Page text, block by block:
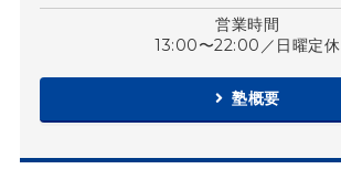
営業時間
13:00〜22:00／日曜定休
塾概要